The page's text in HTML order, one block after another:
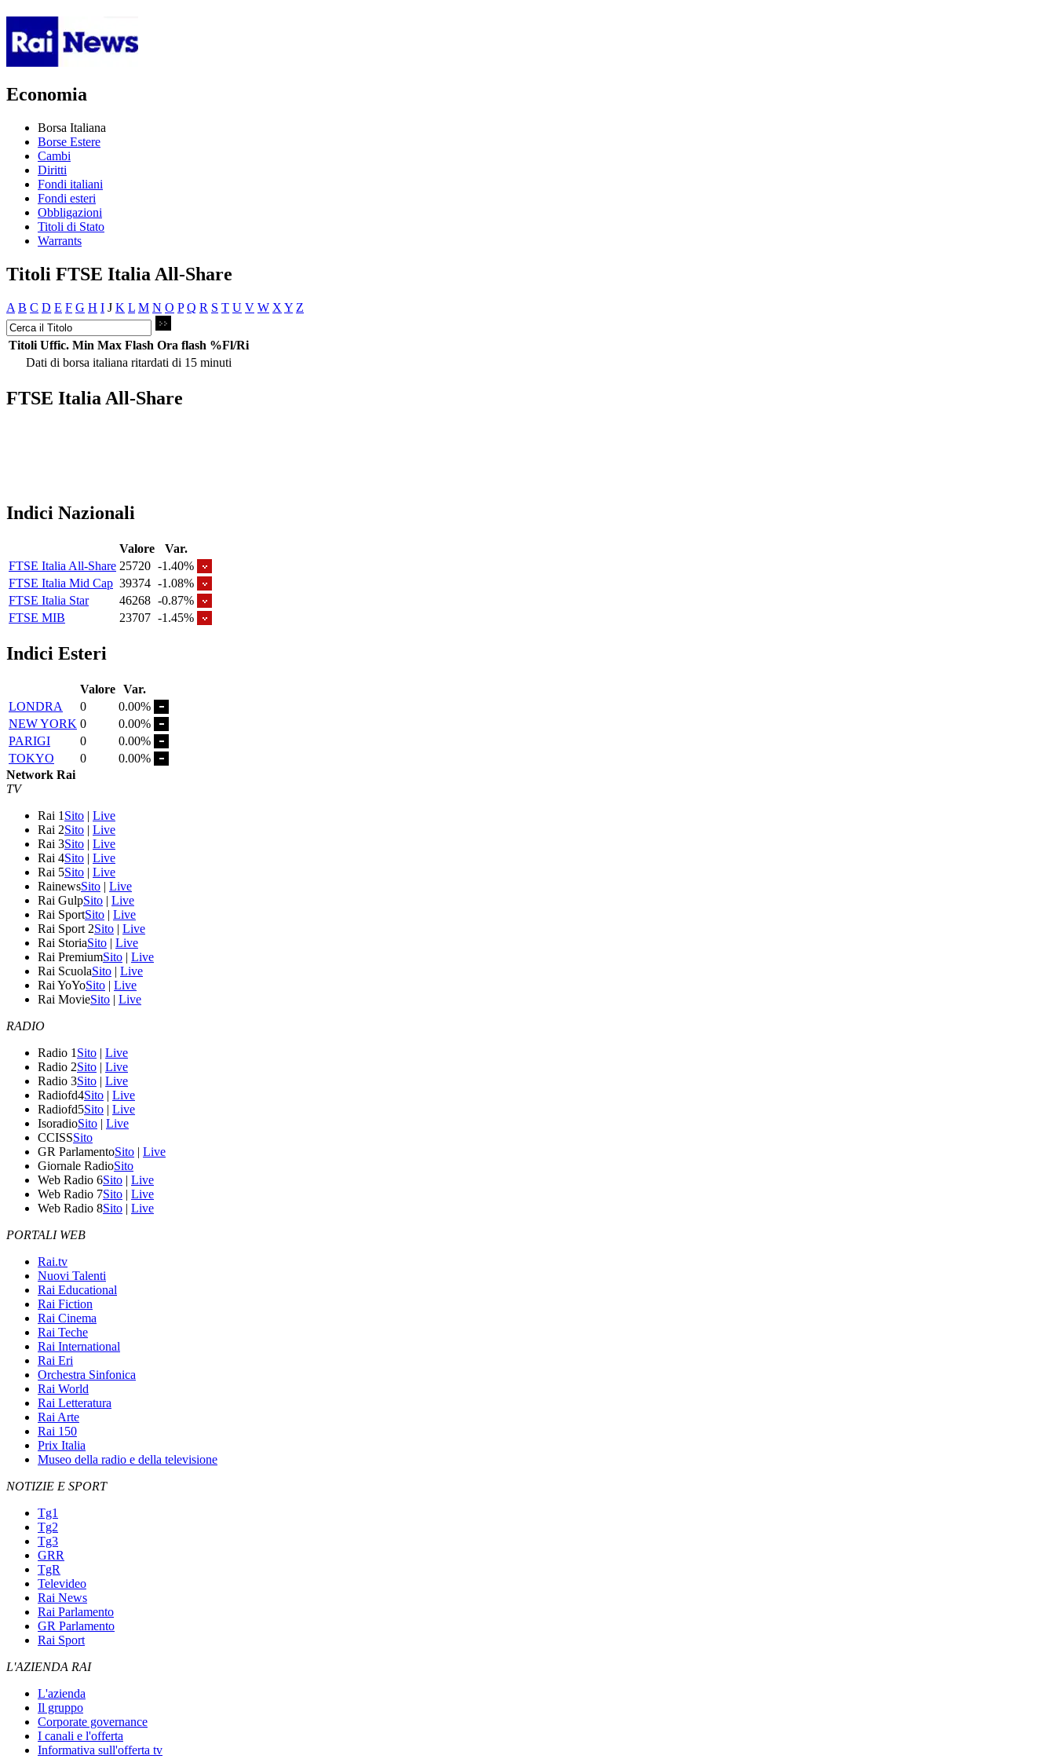
Economia
Borsa Italiana
Borse Estere
Cambi
Diritti
Fondi italiani
Fondi esteri
Obbligazioni
Titoli di Stato
Warrants
Titoli FTSE Italia All-Share
A B C D E F G H I J K L M N O P Q R S T U V W X Y Z
Titoli Uffic. Min Max Flash Ora flash %Fl/Ri
Dati di borsa italiana ritardati di 15 minuti
FTSE Italia All-Share
Indici Nazionali
Valore
Var.
FTSE Italia All-Share 25720 -1.40%
FTSE Italia Mid Cap 39374 -1.08%
FTSE Italia Star
46268 -0.87%
FTSE MIB
23707 -1.45%
Indici Esteri
Valore Var.
LONDRA
0
0.00%
NEW YORK 0
0.00%
PARIGI
0
0.00%
TOKYO
0
0.00%
Network Rai
TV
Rai 1 Sito | Live
Rai 2Sito | Live
Rai 3Sito | Live
Rai 4Sito | Live
Rai 5Sito | Live
RainewsSito | Live
Rai GulpSito | Live
Rai SportSito | Live
Rai Sport 2Sito | Live
Rai StoriaSito | Live
Rai PremiumSito | Live
Rai ScuolaSito | Live
Rai YoYoSito | Live
Rai MovieSito | Live
RADIO
Radio 1 Sito | Live
Radio 2Sito | Live
Radio 3Sito | Live
Radiofd4Sito | Live
Radiofd5Sito | Live
IsoradioSito | Live
CCISSSito
GR ParlamentoSito | Live
Giornale RadioSito
Web Radio 6Sito | Live
Web Radio 7Sito | Live
Web Radio 8Sito | Live
PORTALI WEB
Rai.tv
Nuovi Talenti
Rai Educational
Rai Fiction
Rai Cinema
Rai Teche
Rai International
Rai Eri
Orchestra Sinfonica
Rai World
Rai Letteratura
Rai Arte
Rai 150
Prix Italia
Museo della radio e della televisione
NOTIZIE E SPORT
Tg1
Tg2
Tg3
GRR
TgR
Televideo
Rai News
Rai Parlamento
GR Parlamento
Rai Sport
L'AZIENDA RAI
L'azienda
Il gruppo
Corporate governance
I canali e l'offerta
Informativa sull'offerta tv